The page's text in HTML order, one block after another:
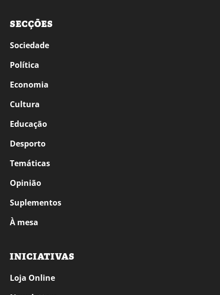
SECÇÕES
Sociedade
Política
Economia
Cultura
Educação
Desporto
Temáticas
Opinião
Suplementos
À mesa
INICIATIVAS
Loja Online